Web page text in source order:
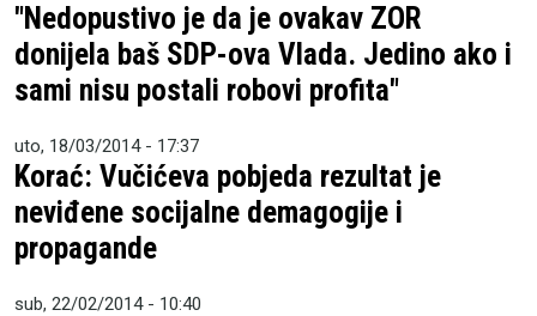
"Nedopustivo je da je ovakav ZOR
donijela baš SDP-ova Vlada. Jedino ako i
sami nisu postali robovi profita"
uto, 18/03/2014 - 17:37
Korać: Vučićeva pobjeda rezultat je
neviđene socijalne demagogije i
propagande
sub, 22/02/2014 - 10:40